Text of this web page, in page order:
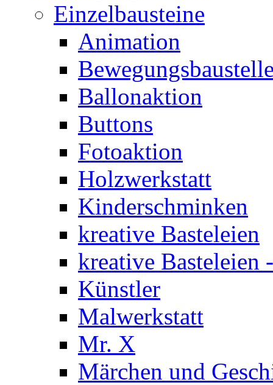
Einzelbausteine
Animation
Ballonaktion
Buttons
Fotoaktion
Holzwerkstatt
Kinderschminken
kreative Basteleien
kreative Basteleien
Künstler
Malwerkstatt
Mr. X
Märchen und